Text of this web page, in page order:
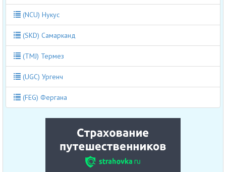
(NCU) Нукус
(SKD) Самарканд
(TMJ) Термез
(UGC) Ургенч
(FEG) Фергана